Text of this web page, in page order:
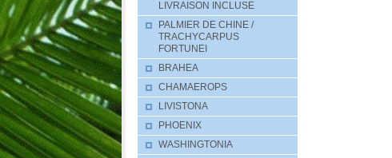
LIVRAISON INCLUSE
PALMIER DE CHINE /
TRACHYCARPUS
FORTUNEI
BRAHEA
CHAMAEROPS
LIVISTONA
PHOENIX
WASHINGTONIA